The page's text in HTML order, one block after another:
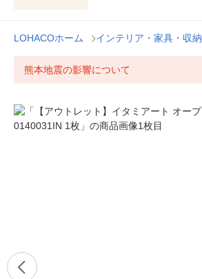
LOHACOホーム インテリア・家具・収納
熊本地震の影響について